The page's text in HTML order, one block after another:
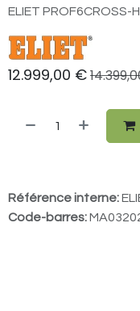
ELIET
12.999,00 €
Référence interne:
Code-barres: